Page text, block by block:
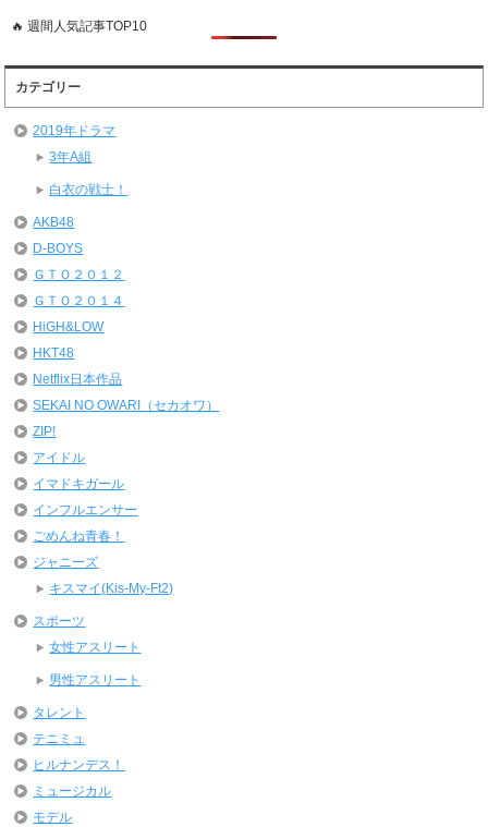
🔥 週間人気記事TOP10
カテゴリー
2019年ドラマ
3年A組
白衣の戦士！
AKB48
D-BOYS
ＧＴＯ２０１２
ＧＴＯ２０１４
HiGH&LOW
HKT48
Netflix日本作品
SEKAI NO OWARI（セカオワ）
ZIP!
アイドル
イマドキガール
インフルエンサー
ごめんね青春！
ジャニーズ
キスマイ(Kis-My-Ft2)
スポーツ
女性アスリート
男性アスリート
タレント
テニミュ
ヒルナンデス！
ミュージカル
モデル